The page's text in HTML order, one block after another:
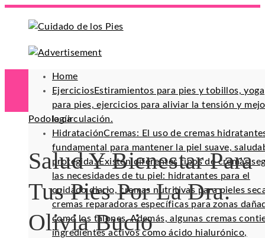
Home
EjerciciosEstiramientos para pies y tobillos, yoga
para pies, ejercicios para aliviar la tensión y
la circulación.
HidrataciónCremas: El uso de cremas
fundamental para mantener la piel suave,
protegida. Existen diferentes tipos de cremas
las necesidades de tu piel: hidratantes para el
cuidado diario, cremas nutritivas para pieles
cremas reparadoras específicas para zonas
como los talones. Además, algunas cremas
ingredientes activos como ácido hialurónico,
Podología
Salud Y Bienestar Para
Tus Pies Por La Dra.
Olivia Bucio